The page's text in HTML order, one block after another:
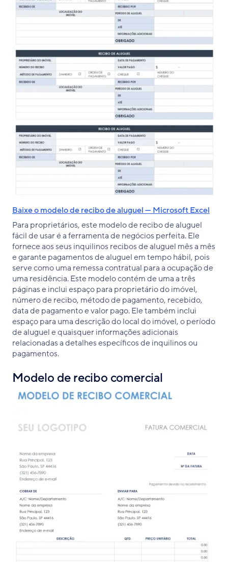
Baixe o modelo de recibo de aluguel — Microsoft Excel
Para proprietários, este modelo de recibo de aluguel
fácil de usar é a ferramenta de negócios perfeita. Ele
fornece aos seus inquilinos recibos de aluguel mês a mês
e garante pagamentos de aluguel em tempo hábil, pois
serve como uma remessa contratual para a ocupação de
uma residência. Este modelo contém de uma a três
páginas e inclui espaço para proprietário do imóvel,
número de recibo, método de pagamento, recebido,
data de pagamento e valor pago. Ele também inclui
espaço para uma descrição do local do imóvel, o período
de aluguel e quaisquer informações adicionais
relacionadas a detalhes específicos de inquilinos ou
pagamentos.
Modelo de recibo comercial